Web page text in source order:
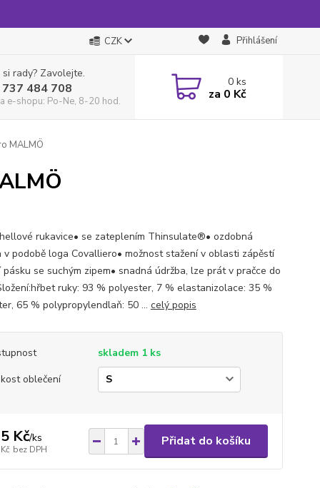
CZK Přihlášení
rady? Zavolejte.
484 708
e-shopu: Po-Ne, 8-20 hod.
0ks
za 0 Kč
MALMÖ
rukavice• se zateplením Thinsulate®• ozdobná
v podobě loga Covalliero• možnost stažení v oblasti zápěstí
pásku se suchým zipem• snadná údržba, lze prát v pračce do
ruky: 93 % polyester, 7 % elastanizolace: 35 %
65 % polypropylendlaň: 50 ... celý popis
skladem 1 ks
oblečení
Kč/ks
bez DPH
Přidat do košíku